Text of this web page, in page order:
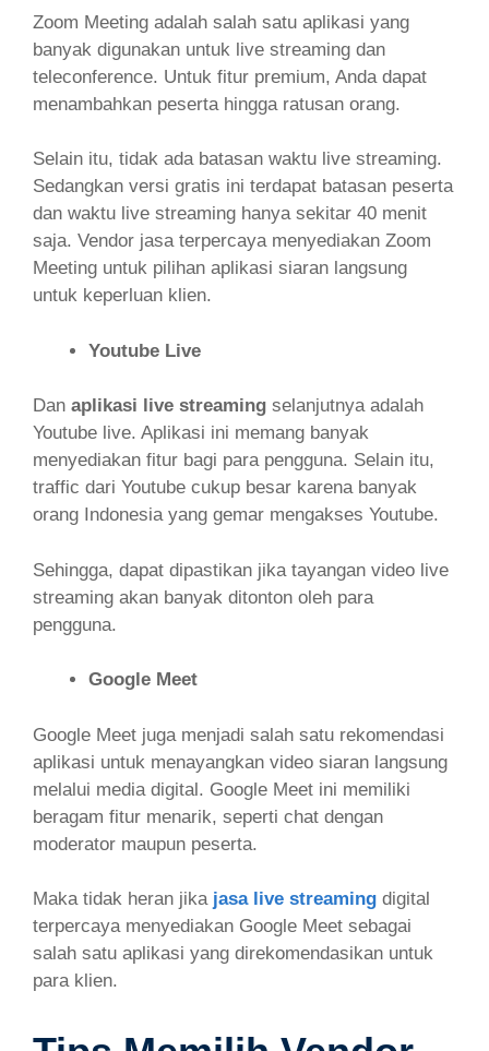
Zoom Meeting adalah salah satu aplikasi yang
banyak digunakan untuk live streaming dan
teleconference. Untuk fitur premium, Anda dapat
menambahkan peserta hingga ratusan orang.
Selain itu, tidak ada batasan waktu live streaming.
Sedangkan versi gratis ini terdapat batasan peserta
dan waktu live streaming hanya sekitar 40 menit
saja. Vendor jasa terpercaya menyediakan Zoom
Meeting untuk pilihan aplikasi siaran langsung
untuk keperluan klien.
Youtube Live
Dan aplikasi live streaming selanjutnya adalah
Youtube live. Aplikasi ini memang banyak
menyediakan fitur bagi para pengguna. Selain itu,
traffic dari Youtube cukup besar karena banyak
orang Indonesia yang gemar mengakses Youtube.
Sehingga, dapat dipastikan jika tayangan video live
streaming akan banyak ditonton oleh para
pengguna.
Google Meet
Google Meet juga menjadi salah satu rekomendasi
aplikasi untuk menayangkan video siaran langsung
melalui media digital. Google Meet ini memiliki
beragam fitur menarik, seperti chat dengan
moderator maupun peserta.
Maka tidak heran jika jasa live streaming digital
terpercaya menyediakan Google Meet sebagai
salah satu aplikasi yang direkomendasikan untuk
para klien.